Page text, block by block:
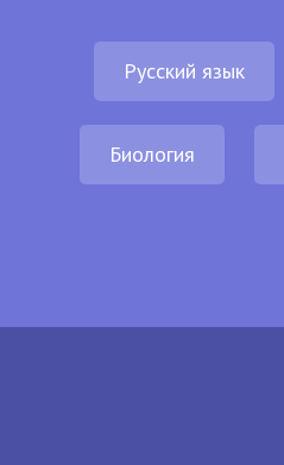
Русский язык
Биология